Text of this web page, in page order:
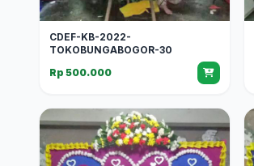
CDEF-KB-2022-
TOKOBUNGABOGOR-30
Rp 500.000